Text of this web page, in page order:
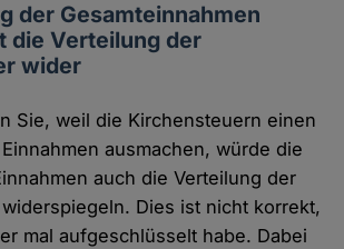
der Gesamteinnahmen
die Verteilung der
wider
Sie, weil die Kirchensteuern einen
ausmachen, würde die
auch die Verteilung der
Dies ist nicht korrekt,
mal aufgeschlüsselt habe. Dabei